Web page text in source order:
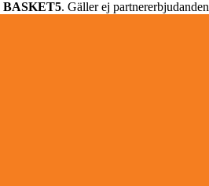
BASKET5. Gäller ej partnererbjudanden